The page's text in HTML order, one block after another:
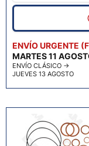
ENVÍO URGENTE
MARTES 11
ENVÍO CLÁSICO →
JUEVES 13 AGOSTO